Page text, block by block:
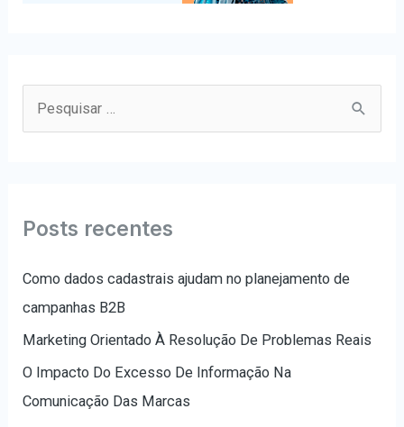
i
s
Posts recentes
Como dados cadastrais ajudam no planejamento de
campanhas B2B
Marketing Orientado À Resolução De Problemas Reais
O Impacto Do Excesso De Informação Na
Comunicação Das Marcas